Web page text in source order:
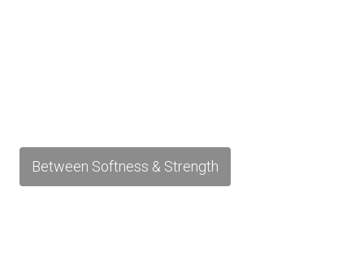
Between Softness & Strength